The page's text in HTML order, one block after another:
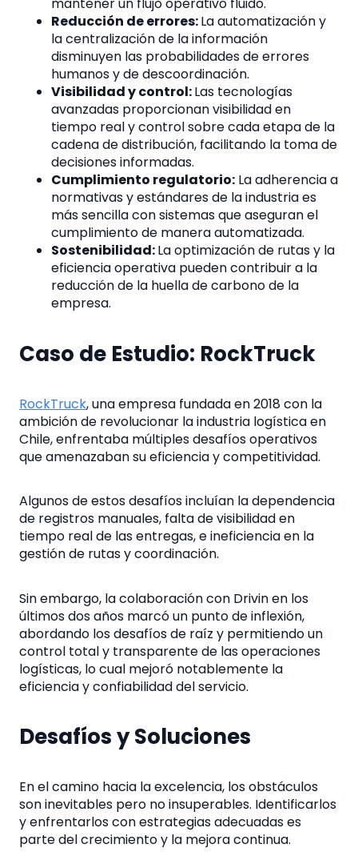
mantener un flujo operativo fluido.
Reducción de errores:La automatización y
la centralización de la información
disminuyen las probabilidades de errores
humanos y de descoordinación.
Visibilidad y control:Las tecnologías
avanzadas proporcionan visibilidad en
tiempo real y control sobre cada etapa de la
cadena de distribución, facilitando la toma de
decisiones informadas.
Cumplimiento regulatorio: La adherencia a
normativas y estándares de la industria es
más sencilla con sistemas que aseguran el
cumplimiento de manera automatizada.
Sostenibilidad:La optimización de rutas y la
eficiencia operativa pueden contribuir a la
reducción de la huella de carbono de la
empresa.
Caso de Estudio: RockTruck
RockTruck, una empresa fundada en 2018 con la
ambición de revolucionar la industria logística en
Chile, enfrentaba múltiples desafíos operativos
que amenazaban su eficiencia y competitividad.
Algunos de estos desafíos incluían la dependencia
de registros manuales, falta de visibilidad en
tiempo real de las entregas, e ineficiencia en la
gestión de rutas y coordinación.
Sin embargo, la colaboración con Drivin en los
últimos dos años marcó un punto de inflexión,
abordando los desafíos de raíz y permitiendo un
control total y transparente de las operaciones
logísticas, lo cual mejoró notablemente la
eficiencia y confiabilidad del servicio.
Desafíos y Soluciones
En el camino hacia la excelencia, los obstáculos
son inevitables pero no insuperables. Identificarlos
y enfrentarlos con estrategias adecuadas es
parte del crecimiento y la mejora continua.